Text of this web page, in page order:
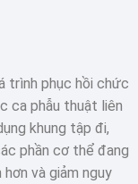
trình phục hồi chức
ca phẫu thuật liên
khung tập đi,
phần cơ thể đang
và giảm nguy